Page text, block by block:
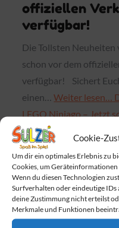
Cookie-
Um dir ein optimales Erlebnis zu
Cookies, um
Wenn du diesen Technologien
Surfverhalten oder eindeutige
deine Zustimmung nicht erteilst
Merkmale und Funktionen
offiziellen
verfügbar!
Die Tollsten Neuheiten
schon vor dem
verfügbar! Sichert
einen…Weiter lesen…
LEGO Ninjago – Jetzt
Verkaufsstart bei uns
Neueste
Baby Born